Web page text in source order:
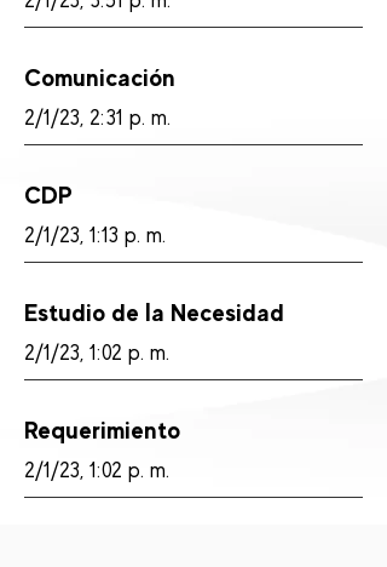
Comunicación
2/1/23, 2:31 p. m.
CDP
2/1/23, 1:13 p. m.
Estudio de la Necesidad
2/1/23, 1:02 p. m.
Requerimiento
2/1/23, 1:02 p. m.